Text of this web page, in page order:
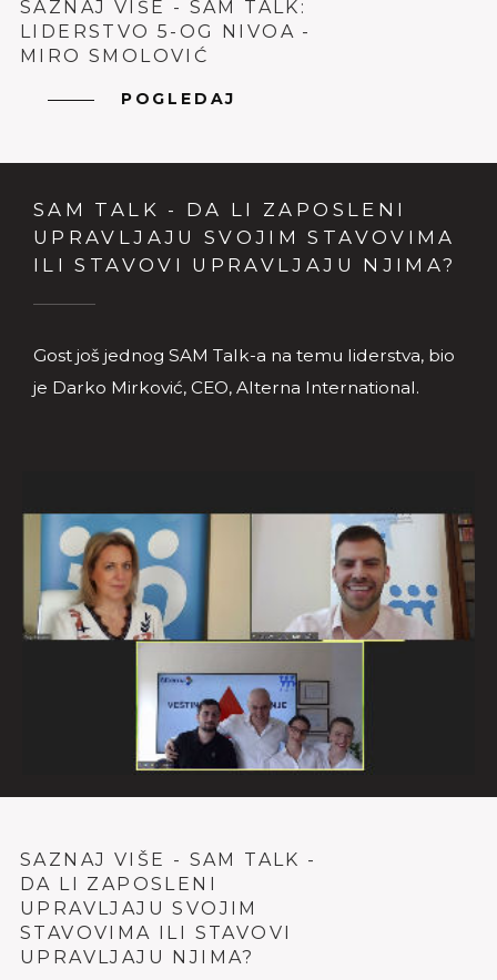
SAZNAJ VIŠE - SAM TALK:
LIDERSTVO 5-OG NIVOA -
MIRO SMOLOVIĆ
POGLEDAJ
SAM TALK - DA LI ZAPOSLENI
UPRAVLJAJU SVOJIM STAVOVIMA
ILI STAVOVI UPRAVLJAJU NJIMA?
Gost još jednog SAM Talk-a na temu liderstva, bio
je Darko Mirković, CEO, Alterna International.
SAZNAJ VIŠE - SAM TALK -
DA LI ZAPOSLENI
UPRAVLJAJU SVOJIM
STAVOVIMA ILI STAVOVI
UPRAVLJAJU NJIMA?